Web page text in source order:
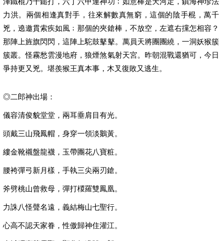
力洪。兩個相逢真對手，往來解數真無窮，這個的陰手棍，萬千
兇，遶邀貫索疾如風﹔那個的夾鎗棒，不放空，左遮右攩怎相容？
那陣上旌旗閃閃，這陣上駝鼓鼕鼕。萬員天將團團繞，一洞妖猴簇
簇叢。怪霧愁雲漫地府，狼煙煞氣射天宮。昨朝混戰還猶可，今日
爭持更又兇。堪羨猴王真本事，木叉復敗又逃生。
◎二郎神出場：
儀容清俊貌堂堂，兩耳垂肩目有光。
頭戴三山飛鳳帽，身穿一領淡鵝黃。
縷金靴襯盤龍襪，玉帶團花八寶粧。
腰袴彈弓新月樣，手執三尖兩刃鎗。
斧劈桃山曾救母，彈打椶羅雙鳳凰。
力誅八怪聲名遠，義結梅山七聖行。
心高不認天家眷，性傲歸神住灌江。